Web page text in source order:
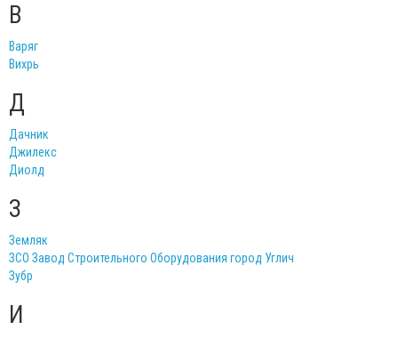
В
Варяг
Вихрь
Д
Дачник
Джилекс
Диолд
З
Земляк
ЗСО Завод Строительного Оборудования город Углич
Зубр
И